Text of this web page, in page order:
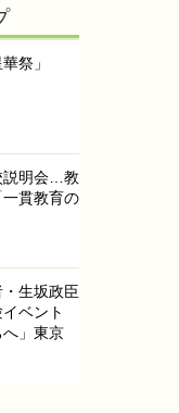
祭」
説明会…教
貫教育の
生坂政臣
ベント
へ」東京